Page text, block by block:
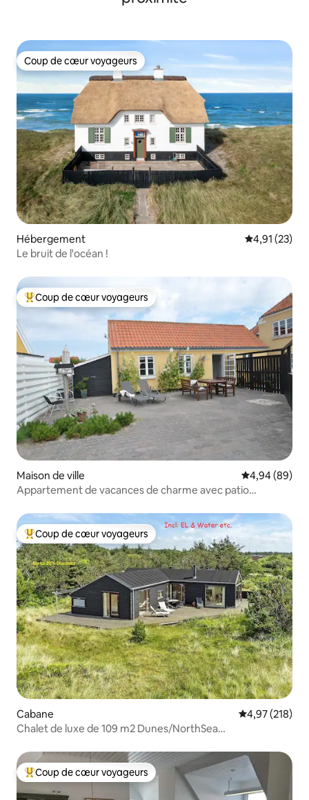
Coup de cœur voyageurs
Coup de cœur voyageurs
Hébergement Évaluation
4,91 (23)
Le bruit de l'océan !
Coups de cœur voyageurs les plus appréciés
Coup de cœur voyageurs
Maison de ville Évaluation
4,94 (89)
Appartement de vacances de charme avec patio
Coups de cœur voyageurs les plus appréciés
Coup de cœur voyageurs
Cabane Évaluation
4,97 (218)
Chalet de luxe de 109 m2 Dunes/NorthSea
Coups de cœur voyageurs les plus appréciés
Coup de cœur voyageurs